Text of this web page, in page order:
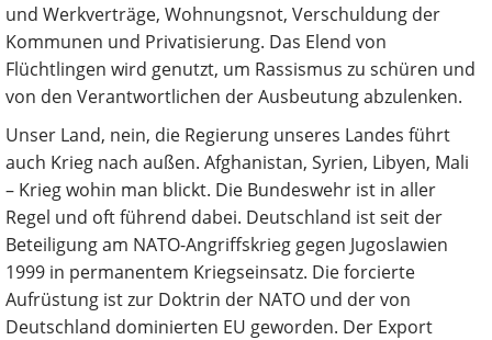
und Werkverträge, Wohnungsnot, Verschuldung der
Kommunen und Privatisierung. Das Elend von
Flüchtlingen wird genutzt, um Rassismus zu schüren und
von den Verantwortlichen der Ausbeutung abzulenken.
Unser Land, nein, die Regierung unseres Landes führt
auch Krieg nach außen. Afghanistan, Syrien, Libyen, Mali
– Krieg wohin man blickt. Die Bundeswehr ist in aller
Regel und oft führend dabei. Deutschland ist seit der
Beteiligung am NATO-Angriffskrieg gegen Jugoslawien
1999 in permanentem Kriegseinsatz. Die forcierte
Aufrüstung ist zur Doktrin der NATO und der von
Deutschland dominierten EU geworden. Der Export